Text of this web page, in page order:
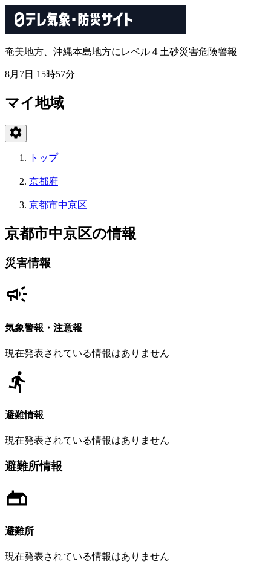
奄美地方、沖縄本島地方にレベル４土砂災害危険警報
8月7日 15時57分
マイ地域
トップ
京都府
京都市中京区
京都市中京区の情報
災害情報
気象警報・注意報
現在発表されている情報はありません
避難情報
現在発表されている情報はありません
避難所情報
避難所
現在発表されている情報はありません